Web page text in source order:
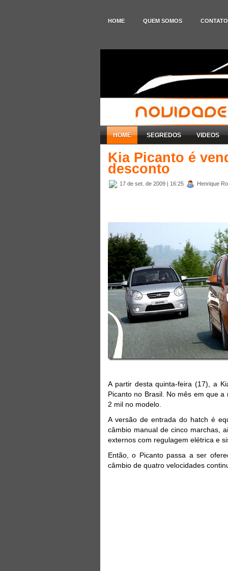
HOME QUEM SOMOS CONTATO
HOME SEGREDOS VIDEOS
Kia Picanto é
desconto
17 de set. de 2009 | 16:25 Henrique
A partir desta quinta-feira (17), a
Picanto no Brasil. No mês em que
2 mil no modelo.
A versão de entrada do hatch é
câmbio manual de cinco marchas,
externos com regulagem elétrica e
Então, o Picanto passa a ser
câmbio de quatro velocidades